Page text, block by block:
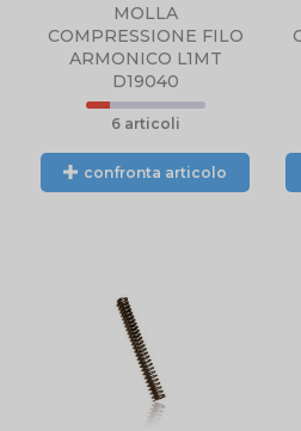
MOLLA
COMPRESSIONE FILO
ARMONICO L1MT
D19040
6 articoli
confronta articolo